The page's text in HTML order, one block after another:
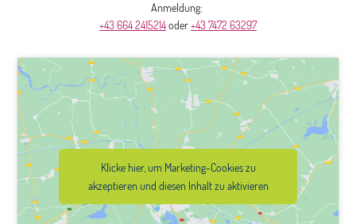
Anmeldung:
+43 664 2415214oder+43 7472 63297
Klicke hier, um Marketing-Cookies zu
akzeptieren und diesen Inhalt zu aktivieren